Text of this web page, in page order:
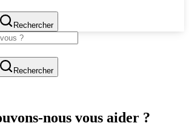
Rechercher
Rechercher
nous vous aider ?